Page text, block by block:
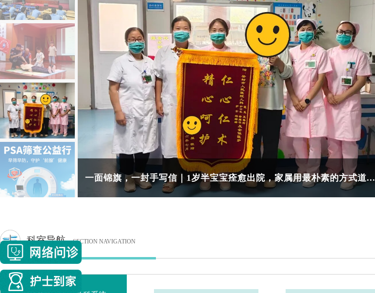
健康科普进矿区 急救技能护平安||登医急诊走进豫联新丰矿开展急救...
防溺水课堂进暑托，撑起职工子女“安全伞”
一面锦旗，一封手写信｜1岁半宝宝痊愈出院，家属用最朴素的方式道...
本周五，免费前列腺疾病筛查，给50岁+男性的一份安心保障！
科室导航SECTION NAVIGATION